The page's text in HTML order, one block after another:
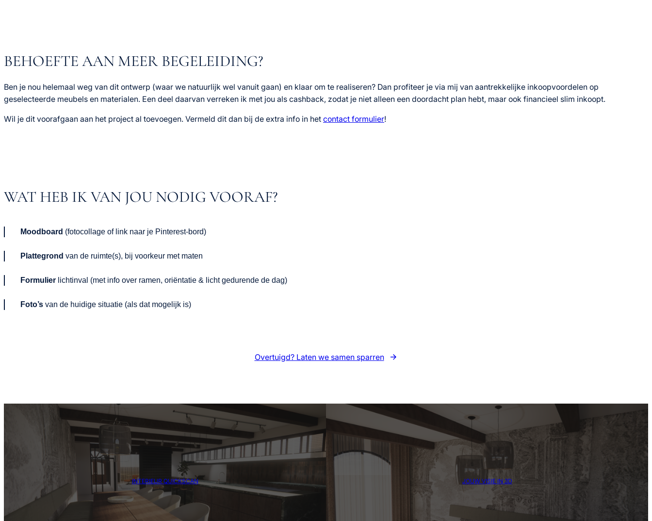
BEHOEFTE AAN MEER BEGELEIDING?
Ben je nou helemaal weg van dit ontwerp (waar we natuurlijk wel vanuit gaan) en klaar om te realiseren? Dan profiteer je via mij van aantrekkelijke inkoopvoordelen op
geselecteerde meubels en materialen. Een deel daarvan verreken ik met jou als cashback, zodat je niet alleen een doordacht plan hebt, maar ook financieel slim inkoopt.
Wil je dit voorafgaan aan het project al toevoegen. Vermeld dit dan bij de extra info in het contact formulier!
WAT HEB IK VAN JOU NODIG VOORAF?
Moodboard (fotocollage of link naar je Pinterest-bord)
Plattegrond van de ruimte(s), bij voorkeur met maten
Formulier lichtinval (met info over ramen, oriëntatie & licht gedurende de dag)
Foto’s van de huidige situatie (als dat mogelijk is)
Overtuigd? Laten we samen sparren
INTERIEUR QUICKSCAN JOUW VISIE IN 3D